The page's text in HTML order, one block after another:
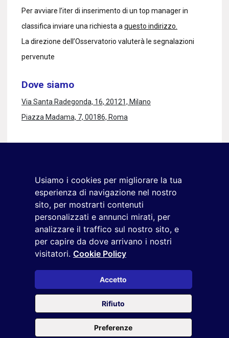
Usiamo i cookies per migliorare la tua
esperienza di navigazione nel nostro
sito, per mostrarti contenuti
personalizzati e annunci mirati, per
analizzare il traffico sul nostro sito, e
per capire da dove arrivano i nostri
visitatori. Cookie Policy
Accetto
Rifiuto
Preferenze
Per avviare l’iter di inserimento di un top manager in
classifica inviare una richiesta a questo indirizzo.
La direzione dell’Osservatorio valuterà le segnalazioni
pervenute
Dove siamo
Via Santa Radegonda, 16, 20121, Milano
Piazza Madama, 7, 00186, Roma
+39 02 9285 01
osservatorio.topmanager@reputationmanager.it
Copyright ©2026 Reputation Manager S.p.A. Società
Benefit | All rights reserved |Login
Questo sito è protetto da reCAPTCHA e si applicano la
Policye iTermini di serviziodi Google